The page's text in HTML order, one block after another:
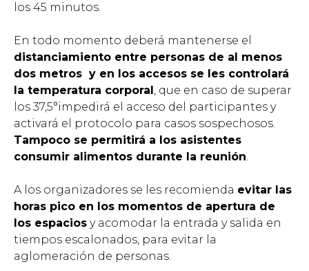
los 45 minutos.
En todo momento deberá mantenerse el
distanciamiento entre personas de al menos
dos metros y en los accesos se les controlará
la temperatura corporal , que en caso de superar
los 37,5°impedirá el acceso del participantes y
activará el protocolo para casos sospechosos.
Tampoco se permitirá a los asistentes
consumir alimentos durante la reunión.
A los organizadores se les recomienda evitar las
horas pico en los momentos de apertura de
los espacios y acomodar la entrada y salida en
tiempos escalonados, para evitar la
aglomeración de personas.